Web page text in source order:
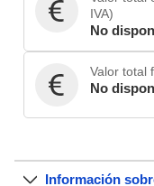
IVA)
No
Valor total
No
Información